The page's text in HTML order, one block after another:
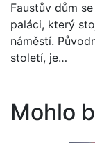
Faustův dům
paláci, který
náměstí.
století, je…
Mohlo